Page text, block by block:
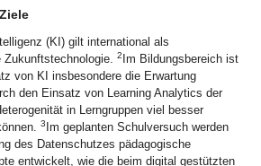
(KI) gilt international als
Zukunftstechnologie. 2 Im Bildungsbereich ist
von KI insbesondere die Erwartung
den Einsatz von Learning Analytics der
in Lerngruppen viel besser
3 Im geplanten Schulversuch werden
des Datenschutzes pädagogische
entwickelt, wie die beim digital gestützten